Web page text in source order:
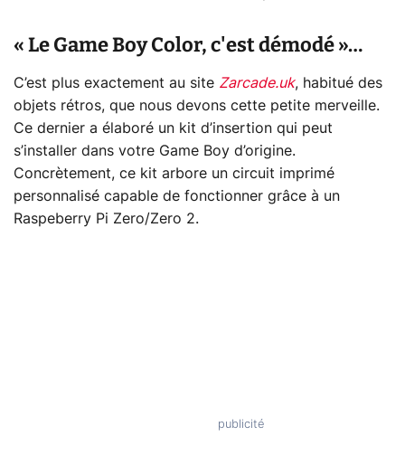
« Le Game Boy Color, c'est démodé »…
C’est plus exactement au site Zarcade.uk, habitué des
objets rétros, que nous devons cette petite merveille.
Ce dernier a élaboré un kit d’insertion qui peut
s’installer dans votre Game Boy d’origine.
Concrètement, ce kit arbore un circuit imprimé
personnalisé capable de fonctionner grâce à un
Raspeberry Pi Zero/Zero 2.